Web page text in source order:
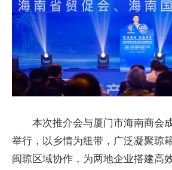
本次推介会与厦门市海南商会
举行，以乡情为纽带，广泛凝聚琼
闽琼区域协作，为两地企业搭建高